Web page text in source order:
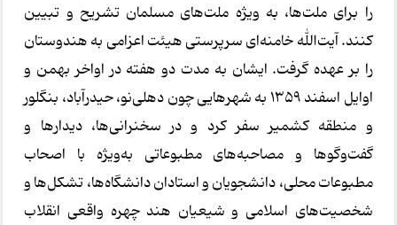
را برای ملت‌ها، به ویژه ملت‌های مسلمان تشریح و تبیین
کنند. آیت‌الله خامنه‌ای سرپرستی هیئت اعزامی به هندوستان
را بر عهده گرفت. ایشان به مدت دو هفته در اواخر بهمن و
اوایل اسفند ۱۳۵۹ به شهرهایی چون دهلی‌نو، حیدرآباد، بنگلور
و منطقه کشمیر سفر کرد و در سخنرانی‌ها، دیدارها و
گفت‌وگوها و مصاحبه‌های مطبوعاتی به‌ویژه با اصحاب
مطبوعات محلی، دانشجویان و استادان دانشگاه‌ها، تشکل‌ها و
شخصیت‌های اسلامی و شیعیان هند چهره واقعی انقلاب